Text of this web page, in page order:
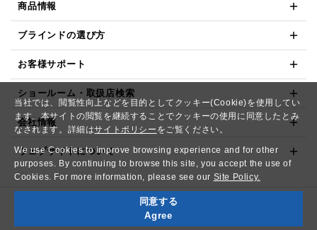
当社では、閲覧性向上などを目的としてクッキー(Cookie)を使用してい
ます。本サイトの閲覧を継続することでクッキーの使用に同意したとみ
なされます。詳細はサイトポリシー をご覧ください。
We use Cookies to improve browsing experience and for other
purposes. By continuing to browse this site, you accept the use of
Cookies. For more information, please see our Site Policy.
同意する
Agree
商品情報
ブラインドの選び方
お客様サポート
ショールーム・取扱店検索
会社情報
ウェブサイトについて
Copyright© NICHIBEI CO.,LTD. All Rights Reserved.